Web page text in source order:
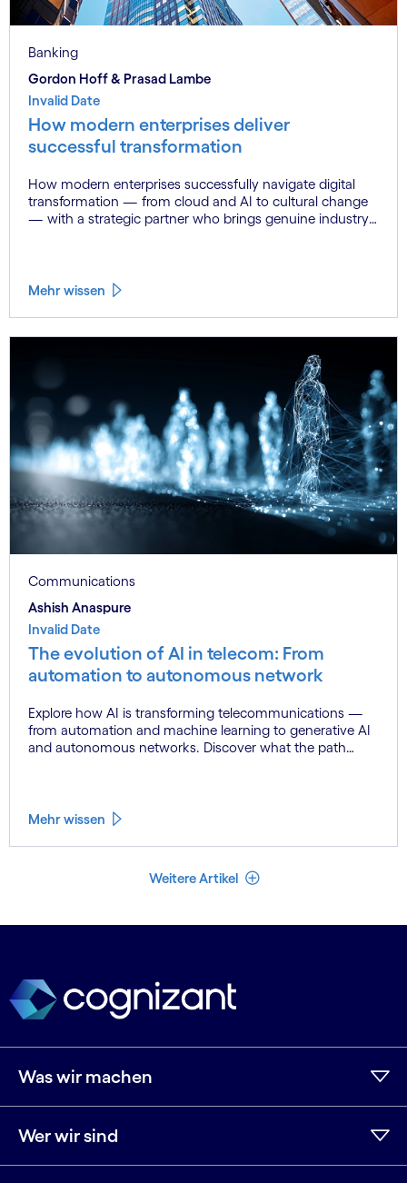
Banking
Gordon Hoff & Prasad Lambe
Invalid Date
How modern enterprises deliver
successful transformation
How modern enterprises successfully navigate digital
transformation — from cloud and AI to cultural change
— with a strategic partner who brings genuine industry
Mehr wissen
Communications
Ashish Anaspure
Invalid Date
The evolution of AI in telecom: From
automation to autonomous network
Explore how AI is transforming telecommunications —
from automation and machine learning to generative AI
and autonomous networks. Discover what the path
Mehr wissen
Weitere Artikel Weniger Artikel
Was wir machen
Wer wir sind